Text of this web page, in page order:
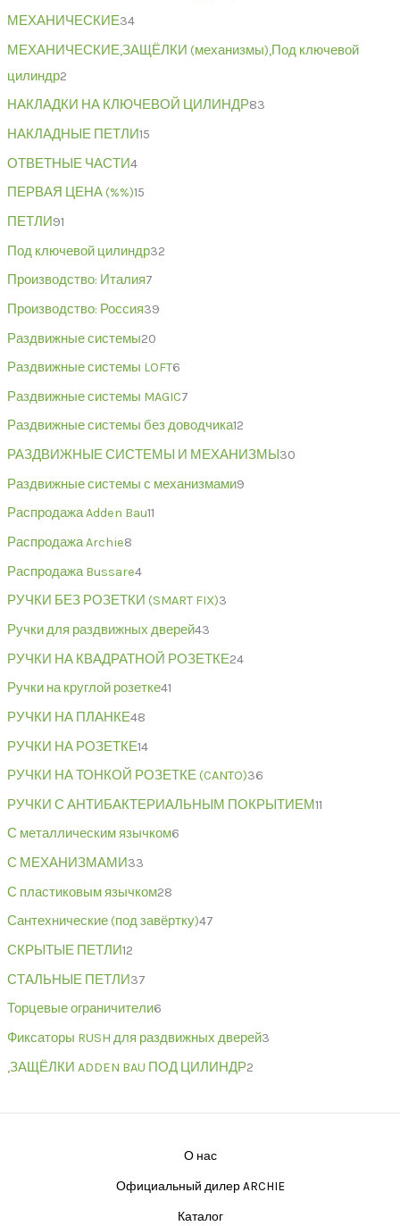
МЕХАНИЧЕСКИЕ34
МЕХАНИЧЕСКИЕ,ЗАЩЁЛКИ (механизмы),Под ключевой
цилиндр2
НАКЛАДКИ НА КЛЮЧЕВОЙ ЦИЛИНДР83
НАКЛАДНЫЕ ПЕТЛИ15
ОТВЕТНЫЕ ЧАСТИ4
ПЕРВАЯ ЦЕНА (%%)15
ПЕТЛИ91
Под ключевой цилиндр32
Производство: Италия7
Производство: Россия39
Раздвижные системы20
Раздвижные системы LOFT6
Раздвижные системы MAGIC7
Раздвижные системы без доводчика12
РАЗДВИЖНЫЕ СИСТЕМЫ И МЕХАНИЗМЫ 30
Раздвижные системы с механизмами9
Распродажа Adden Bau11
Распродажа Archie8
Распродажа Bussare4
РУЧКИ БЕЗ РОЗЕТКИ (SMART FIX)3
Ручки для раздвижных дверей43
РУЧКИ НА КВАДРАТНОЙ РОЗЕТКЕ24
Ручки на круглой розетке41
РУЧКИ НА ПЛАНКЕ48
РУЧКИ НА РОЗЕТКЕ14
РУЧКИ НА ТОНКОЙ РОЗЕТКЕ (CANTO)36
РУЧКИ С АНТИБАКТЕРИАЛЬНЫМ ПОКРЫТИЕМ11
С металлическим язычком6
С МЕХАНИЗМАМИ33
С пластиковым язычком28
Сантехнические (под завёртку)47
СКРЫТЫЕ ПЕТЛИ12
СТАЛЬНЫЕ ПЕТЛИ37
Торцевые ограничители6
Фиксаторы RUSH для раздвижных дверей3
,ЗАЩЁЛКИ ADDEN BAU ПОД ЦИЛИНДР2
О нас
Официальный дилер ARCHIE
Каталог